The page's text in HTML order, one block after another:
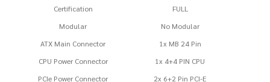
Certification
FULL
Modular
No Modular
ATX Main Connector
1x MB 24 Pin
CPU Power Connector
1x 4+4 PIN CPU
PCIe Power Connector
2x 6+2 Pin PCI-E